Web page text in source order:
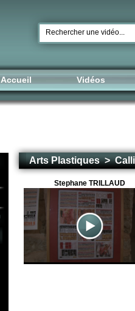
Accueil Vidéos
Arts Plastiques >
Stephane TRILLAUD